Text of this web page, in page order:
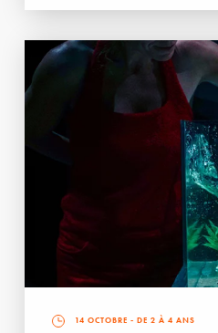
14 OCTOBRE - DE 2 À 4 ANS